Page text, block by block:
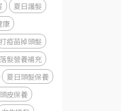
夏日護髮
康
打疫苗掉頭髮
落髮營養補充
夏日頭髮保養
皮保養